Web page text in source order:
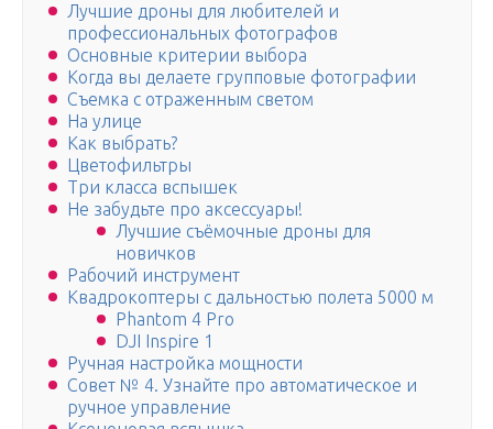
Лучшие дроны для любителей и
профессиональных фотографов
Основные критерии выбора
Когда вы делаете групповые фотографии
Съемка с отраженным светом
На улице
Как выбрать?
Цветофильтры
Три класса вспышек
Не забудьте про аксессуары!
Лучшие съёмочные дроны для
новичков
Рабочий инструмент
Квадрокоптеры с дальностью полета 5000 м
Phantom 4 Pro
DJI Inspire 1
Ручная настройка мощности
Совет № 4. Узнайте про автоматическое и
ручное управление